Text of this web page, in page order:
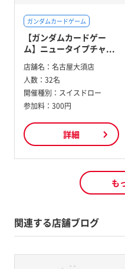
ガンダムカードゲーム
【ガンダムカードゲー
ム】ニュータイプチャ...
店舗名： 名古屋大須店
人数： 32名
開催種別： スイスドロー
参加料： 300円
詳細
も
関連する店舗ブログ